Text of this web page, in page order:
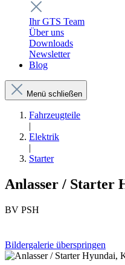
Ihr GTS Team
Über uns
Downloads
Newsletter
Blog
Menü schließen
Fahrzeugteile
|
Elektrik
|
Starter
Anlasser / Starter
BV PSH
Bildergalerie überspringen